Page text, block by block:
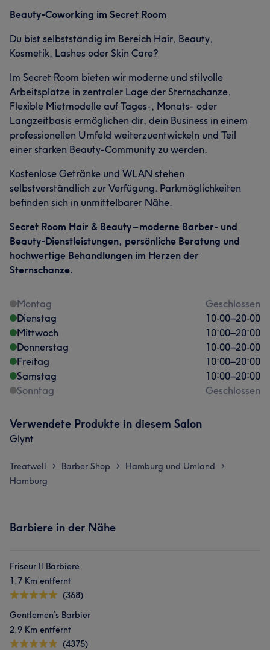
Beauty-Coworking im Secret Room
Du bist selbstständig im Bereich Hair, Beauty,
Kosmetik, Lashes oder Skin Care?
Im Secret Room bieten wir moderne und stilvolle
Arbeitsplätze in zentraler Lage der Sternschanze.
Flexible Mietmodelle auf Tages-, Monats- oder
Langzeitbasis ermöglichen dir, dein Business in einem
professionellen Umfeld weiterzuentwickeln und Teil
einer starken Beauty-Community zu werden.
Kostenlose Getränke und WLAN stehen
selbstverständlich zur Verfügung. Parkmöglichkeiten
befinden sich in unmittelbarer Nähe.
Secret Room Hair & Beauty – moderne Barber- und
Beauty-Dienstleistungen, persönliche Beratung und
hochwertige Behandlungen im Herzen der
Sternschanze.
Montag
Geschlossen
Dienstag
10:00–20:00
Mittwoch
10:00–20:00
Donnerstag
10:00–20:00
Freitag
10:00–20:00
Samstag
10:00–20:00
Sonntag
Geschlossen
Verwendete Produkte in diesem Salon
Glynt
Treatwell > Barber Shop > Hamburg und Umland >
Hamburg
Barbiere in der Nähe
Friseur Il Barbiere
1,7 Km entfernt
(368)
Gentlemen’s Barbier
2,9 Km entfernt
(4375)